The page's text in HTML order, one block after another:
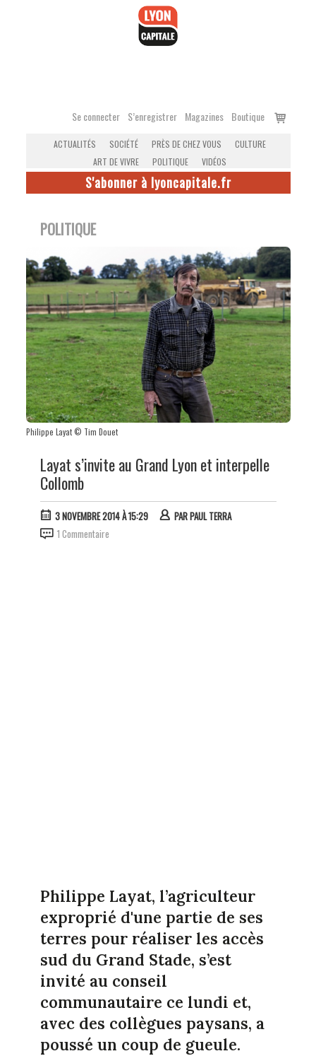
Se connecter S’enregistrer Magazines Boutique
Voir
ACTUALITÉS SOCIÉTÉ PRÈS DE CHEZ VOUS
CULTURE
ART DE VIVRE
POLITIQUE VIDÉOS
S'abonner à lyoncapitale.fr
POLITIQUE
Philippe Layat © Tim Douet
Layat s’invite au Grand Lyon et interpelle
Collomb
3 NOVEMBRE 2014 À 15:29 PARPAUL TERRA
1 Commentaire
Philippe Layat, l’agriculteur
exproprié d'une partie de ses
terres pour réaliser les accès
sud du Grand Stade, s’est
invité au conseil
communautaire ce lundi et,
avec des collègues paysans, a
poussé un coup de gueule.